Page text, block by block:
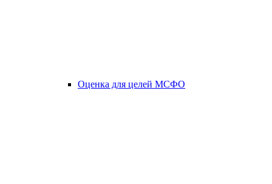
Оценка для целей МСФО